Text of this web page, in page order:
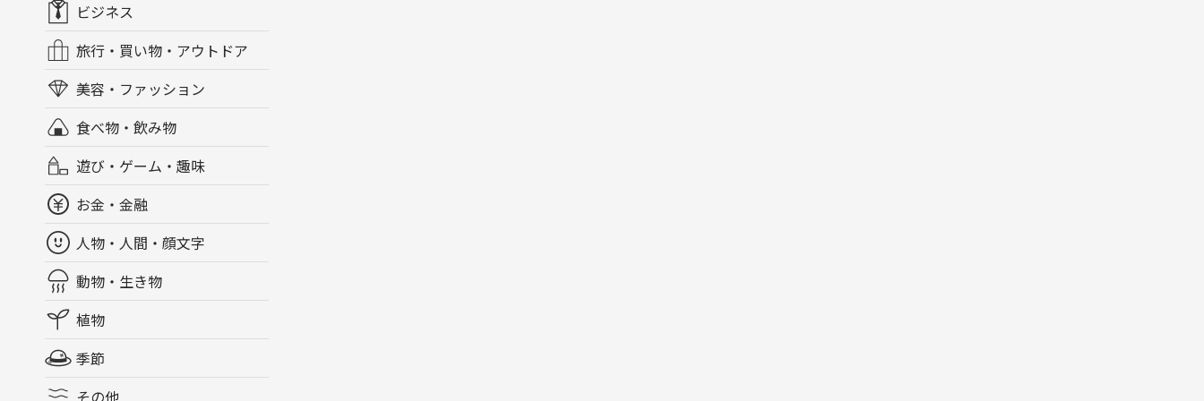
ビジネス
旅行・買い物・アウトドア
美容・ファッション
食べ物・飲み物
遊び・ゲーム・趣味
お金・金融
人物・人間・顔文字
動物・生き物
植物
季節
その他